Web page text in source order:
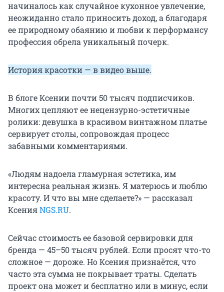
начиналось как случайное кухонное увлечение,
неожиданно стало приносить доход, а благодаря
ее природному обаянию и любви к перформансу
профессия обрела уникальный почерк.
История красотки — в видео выше.
В блоге Ксении почти 50 тысяч подписчиков.
Многих цепляют ее нецензурно-эстетичные
ролики: девушка в красивом винтажном платье
сервирует столы, сопровождая процесс
забавными комментариями.
«Людям надоела гламурная эстетика, им
интересна реальная жизнь. Я матерюсь и люблю
красоту. И что вы мне сделаете?» — рассказал
КсенияNGS.RU.
Сейчас стоимость ее базовой сервировки для
бренда — 45–50 тысяч рублей. Если просят что-то
сложное — дороже. Но Ксения признаётся, что
часто эта сумма не покрывает траты. Сделать
проект она может и бесплатно или в минус, если